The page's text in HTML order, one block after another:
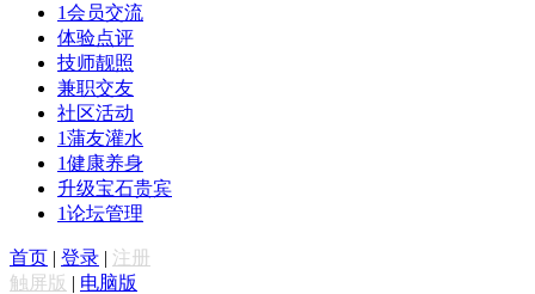
1会员交流
体验点评
技师靓照
兼职交友
社区活动
1蒲友灌水
1健康养身
升级宝石贵宾
1论坛管理
首页 | 登录 | 注册
触屏版 | 电脑版